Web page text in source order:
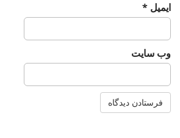
ایمیل *
وب‌ سایت